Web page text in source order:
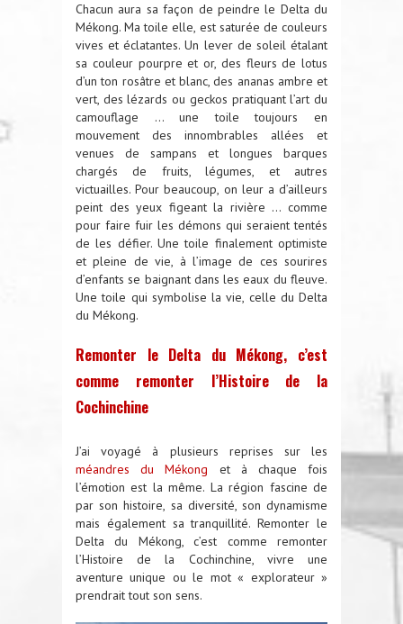
Chacun aura sa façon de peindre le Delta du
Mékong. Ma toile elle, est saturée de couleurs
vives et éclatantes. Un lever de soleil étalant
sa couleur pourpre et or, des fleurs de lotus
d’un ton rosâtre et blanc, des ananas ambre et
vert, des lézards ou geckos pratiquant l’art du
camouflage … une toile toujours en
mouvement des innombrables allées et
venues de sampans et longues barques
chargés de fruits, légumes, et autres
victuailles. Pour beaucoup, on leur a d’ailleurs
peint des yeux figeant la rivière … comme
pour faire fuir les démons qui seraient tentés
de les défier. Une toile finalement optimiste
et pleine de vie, à l’image de ces sourires
d’enfants se baignant dans les eaux du fleuve.
Une toile qui symbolise la vie, celle du Delta
du Mékong.
Remonter le Delta du Mékong, c’est
comme remonter l’Histoire de la
Cochinchine
J’ai voyagé à plusieurs reprises sur les
méandres du Mékong et à chaque fois
l’émotion est la même. La région fascine de
par son histoire, sa diversité, son dynamisme
mais également sa tranquillité. Remonter le
Delta du Mékong, c’est comme remonter
l’Histoire de la Cochinchine, vivre une
aventure unique ou le mot « explorateur »
prendrait tout son sens.